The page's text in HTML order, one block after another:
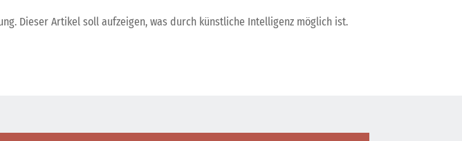
Dieser Artikel soll aufzeigen, was durch künstliche Intelligenz möglich ist.